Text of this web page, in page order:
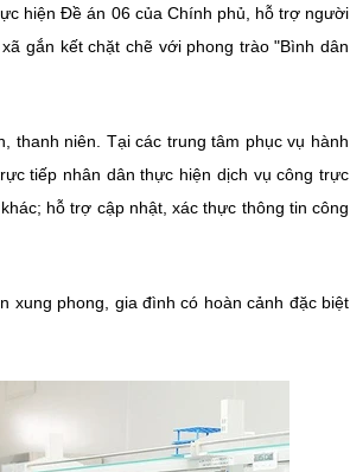
hiện Đề án 06 của Chính phủ, hỗ trợ người
gắn kết chặt chẽ với phong trào "Bình dân
thanh niên. Tại các trung tâm phục vụ hành
tiếp nhân dân thực hiện dịch vụ công trực
hỗ trợ cập nhật, xác thực thông tin công
xung phong, gia đình có hoàn cảnh đặc biệt